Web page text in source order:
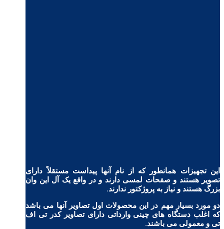
این تجهیزات همانطور که از نام آنها پیداست مستقلاً دارای
تصویر هستند و صفحات لمسی دارند و در واقع یک آل این وان
بزرگ هستند و نیاز به پروژکتور ندارند.
دو مورد بسیار مهم در این محصولات اول تصاویر آنها می باشد
که اغلب دستگاه های چینی وارداتی دارای تصاویر کدر تی اف
تی و معمولی می باشند.